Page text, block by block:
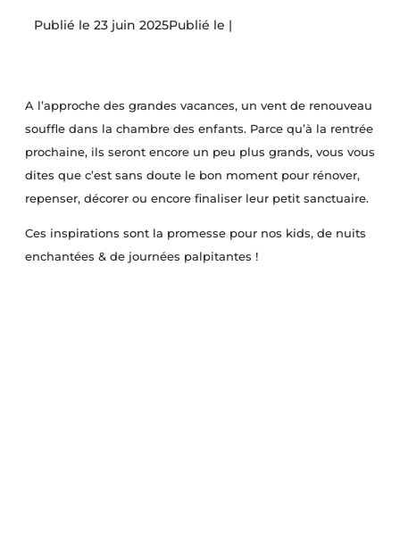
Nos éditions papier
Devenir annonceur
23 juin 2025 |
A l’approche des grandes vacances, un vent de renouveau
souffle dans la chambre des enfants. Parce qu’à la rentrée
prochaine, ils seront encore un peu plus grands, vous vous
dites que c’est sans doute le bon moment pour rénover,
repenser, décorer ou encore finaliser leur petit sanctuaire.
Ces inspirations sont la promesse pour nos kids, de nuits
enchantées & de journées palpitantes !